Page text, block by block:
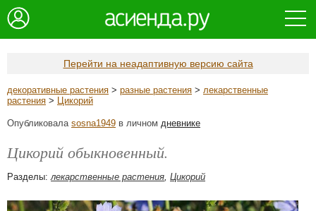
Перейти на неадаптивную версию сайта
декоративные растения > разные растения > лекарственные
растения > Цикорий
Опубликовала sosna1949 в личном дневнике
Цикорий обыкновенный.
Разделы:лекарственные растения, Цикорий